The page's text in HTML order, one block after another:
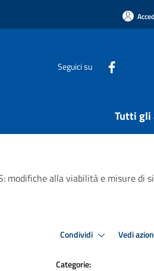
Seguici su
Tutti gli
modifiche alla viabilità e misure di
Condividi Vedi
Categorie: